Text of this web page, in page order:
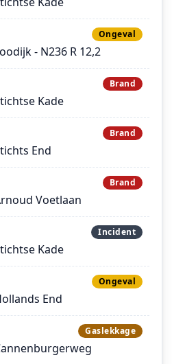
Ongeval
- N236 R 12,2
Brand
Kade
Brand
End
Brand
Voetlaan
Incident
Kade
Ongeval
End
Gaslekkage